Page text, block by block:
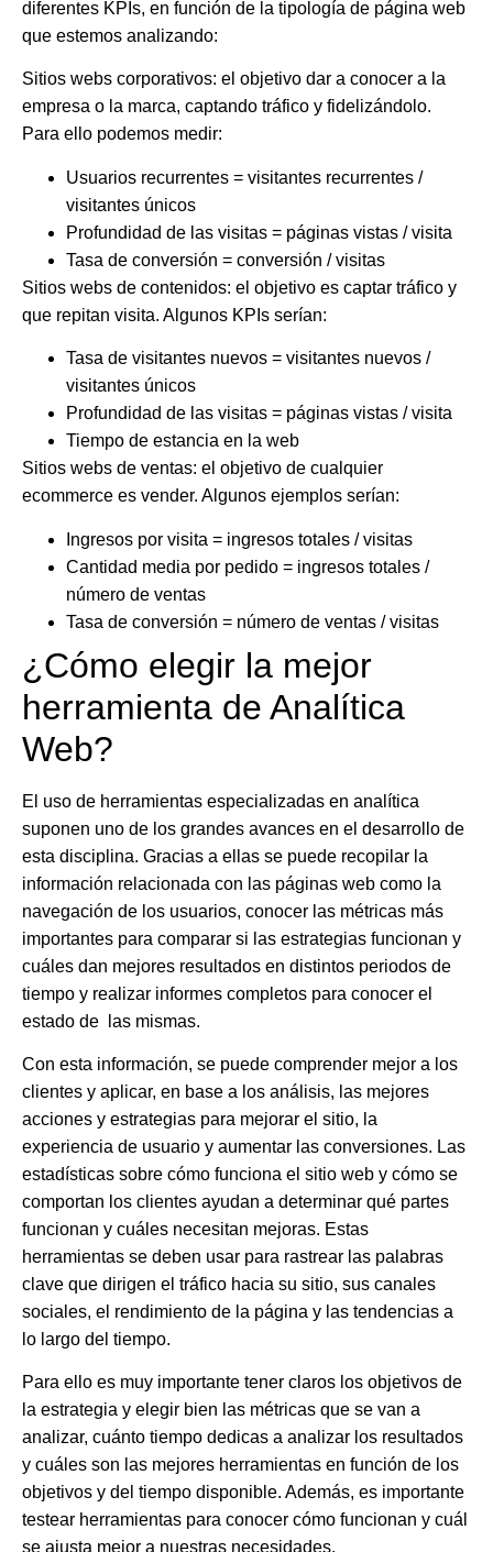
diferentes KPIs, en función de la tipología de página web
que estemos analizando:
Sitios webs corporativos: el objetivo dar a conocer a la
empresa o la marca, captando tráfico y fidelizándolo.
Para ello podemos medir:
Usuarios recurrentes = visitantes recurrentes /
visitantes únicos
Profundidad de las visitas = páginas vistas / visita
Tasa de conversión = conversión / visitas
Sitios webs de contenidos: el objetivo es captar tráfico y
que repitan visita. Algunos KPIs serían:
Tasa de visitantes nuevos = visitantes nuevos /
visitantes únicos
Profundidad de las visitas = páginas vistas / visita
Tiempo de estancia en la web
Sitios webs de ventas: el objetivo de cualquier
ecommerce es vender. Algunos ejemplos serían:
Ingresos por visita = ingresos totales / visitas
Cantidad media por pedido = ingresos totales /
número de ventas
Tasa de conversión = número de ventas / visitas
¿Cómo elegir la mejor
herramienta de Analítica
Web?
El uso de herramientas especializadas en analítica
suponen uno de los grandes avances en el desarrollo de
esta disciplina. Gracias a ellas se puede recopilar la
información relacionada con las páginas web como la
navegación de los usuarios, conocer las métricas más
importantes para comparar si las estrategias funcionan y
cuáles dan mejores resultados en distintos periodos de
tiempo y realizar informes completos para conocer el
estado de las mismas.
Con esta información, se puede comprender mejor a los
clientes y aplicar, en base a los análisis, las mejores
acciones y estrategias para mejorar el sitio, la
experiencia de usuario y aumentar las conversiones. Las
estadísticas sobre cómo funciona el sitio web y cómo se
comportan los clientes ayudan a determinar qué partes
funcionan y cuáles necesitan mejoras. Estas
herramientas se deben usar para rastrear las palabras
clave que dirigen el tráfico hacia su sitio, sus canales
sociales, el rendimiento de la página y las tendencias a
lo largo del tiempo.
Para ello es muy importante tener claros los objetivos de
la estrategia y elegir bien las métricas que se van a
analizar, cuánto tiempo dedicas a analizar los resultados
y cuáles son las mejores herramientas en función de los
objetivos y del tiempo disponible. Además, es importante
testear herramientas para conocer cómo funcionan y cuál
se ajusta mejor a nuestras necesidades.